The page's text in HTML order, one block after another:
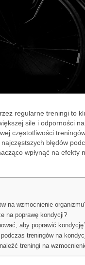
regularne treningi to
sile i odporności
częstotliwości
błędów
wpłynąć na efekty
na wzmocnienie
na poprawę kondycji?
aby poprawić
treningów na
treningi na